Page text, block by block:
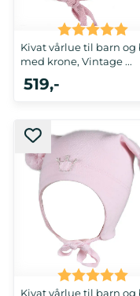
Kivat vårlue til barn og
med krone, Vintage ...
0-1 år, 2-4 år, 5-8 år
519,-
Karakter:
Kivat vårlue til barn og
Karakter: